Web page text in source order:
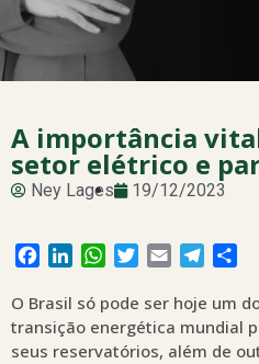
A importância
setor elétrico e
Ney Lages 19/12/2023
Facebook
LinkedInWhatsApp
Twitter
Email
O Brasil só pode ser hoje um
transição energética mundial
seus reservatórios, além de